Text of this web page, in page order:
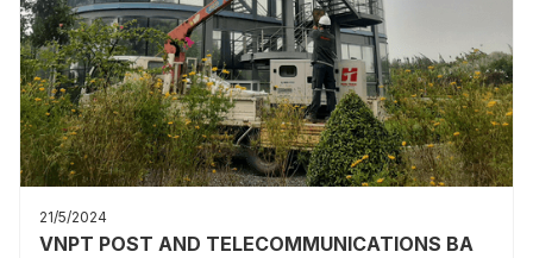
21/5/2024
VNPT POST AND TELECOMMUNICATIONS BA